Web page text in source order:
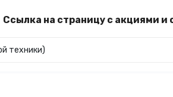
Ссылка на страницу с акциями
техники)